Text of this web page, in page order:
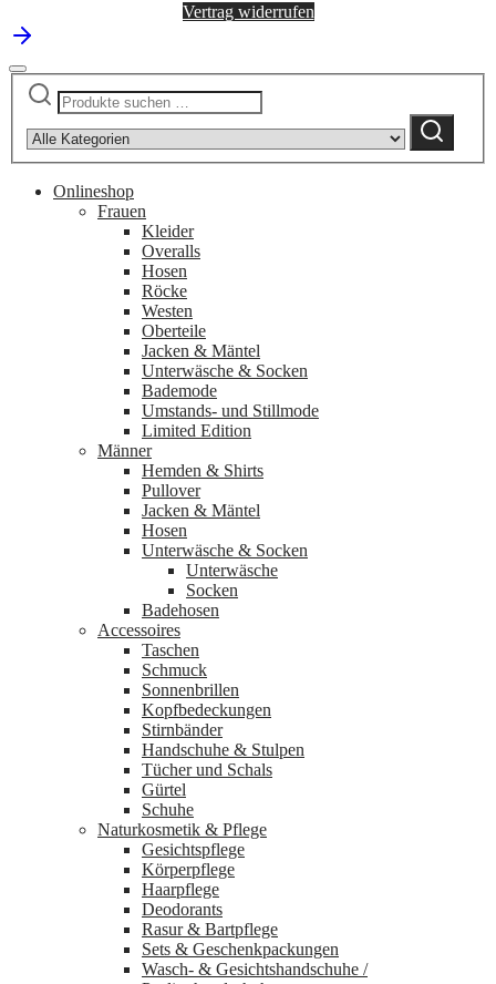
Vertrag widerrufen
Suchen
nach:
category:
Suchen
Onlineshop
Frauen
Kleider
Overalls
Hosen
Röcke
Westen
Oberteile
Jacken & Mäntel
Unterwäsche & Socken
Bademode
Umstands- und Stillmode
Limited Edition
Männer
Hemden & Shirts
Pullover
Jacken & Mäntel
Hosen
Unterwäsche & Socken
Unterwäsche
Socken
Badehosen
Accessoires
Taschen
Schmuck
Sonnenbrillen
Kopfbedeckungen
Stirnbänder
Handschuhe & Stulpen
Tücher und Schals
Gürtel
Schuhe
Naturkosmetik & Pflege
Gesichtspflege
Körperpflege
Haarpflege
Deodorants
Rasur & Bartpflege
Sets & Geschenkpackungen
Wasch‑ & Gesichtshandschuhe /